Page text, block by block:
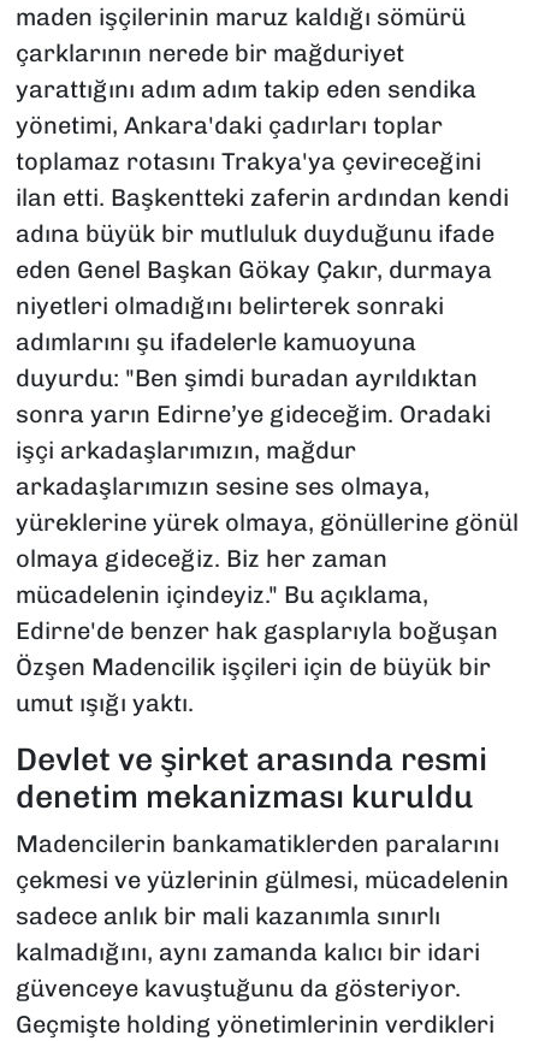
maden işçilerinin maruz kaldığı sömürü
çarklarının nerede bir mağduriyet
yarattığını adım adım takip eden sendika
yönetimi, Ankara'daki çadırları toplar
toplamaz rotasını Trakya'ya çevireceğini
ilan etti. Başkentteki zaferin ardından kendi
adına büyük bir mutluluk duyduğunu ifade
eden Genel Başkan Gökay Çakır, durmaya
niyetleri olmadığını belirterek sonraki
adımlarını şu ifadelerle kamuoyuna
duyurdu: "Ben şimdi buradan ayrıldıktan
sonra yarın Edirne’ye gideceğim. Oradaki
işçi arkadaşlarımızın, mağdur
arkadaşlarımızın sesine ses olmaya,
yüreklerine yürek olmaya, gönüllerine gönül
olmaya gideceğiz. Biz her zaman
mücadelenin içindeyiz." Bu açıklama,
Edirne'de benzer hak gasplarıyla boğuşan
Özşen Madencilik işçileri için de büyük bir
umut ışığı yaktı.
Devlet ve şirket arasında resmi
denetim mekanizması kuruldu
Madencilerin bankamatiklerden paralarını
çekmesi ve yüzlerinin gülmesi, mücadelenin
sadece anlık bir mali kazanımla sınırlı
kalmadığını, aynı zamanda kalıcı bir idari
güvenceye kavuştuğunu da gösteriyor.
Geçmişte holding yönetimlerinin verdikleri